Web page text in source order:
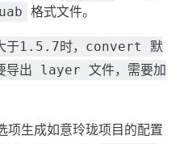
格式文件。
于1.5.7时，convert 默
导出 layer 文件，需要加
项生成如意玲珑项目的配置